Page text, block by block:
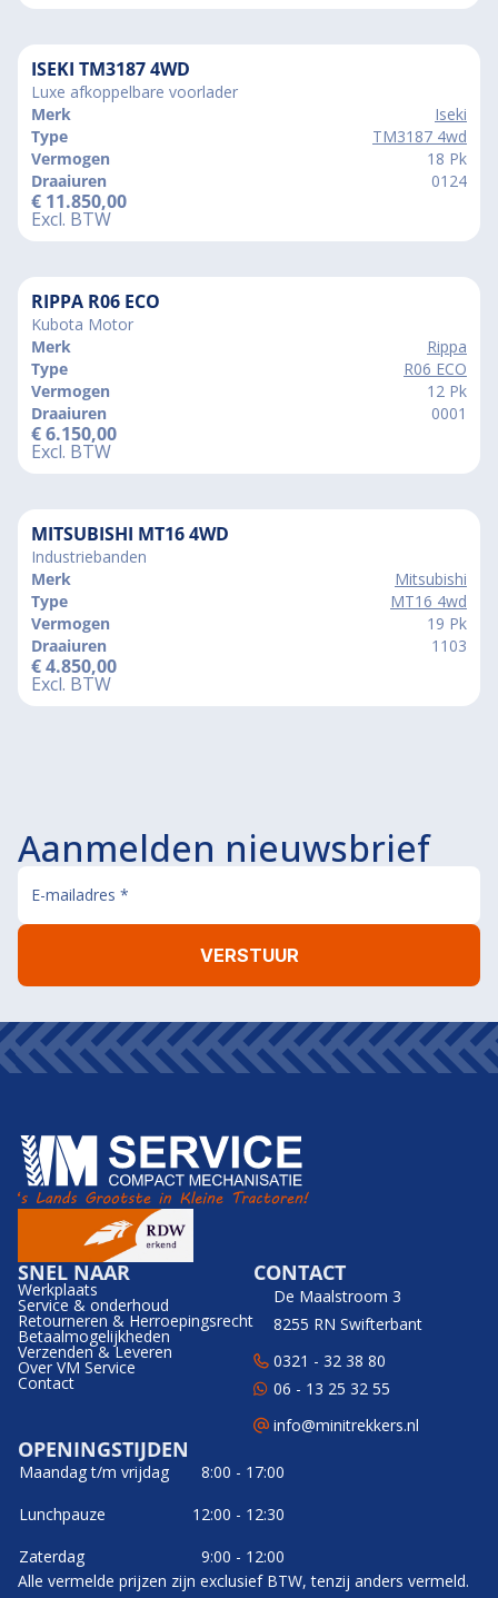
ISEKI TM3187 4WD
Luxe afkoppelbare voorlader
Merk
Iseki
Type
TM3187 4wd
Vermogen
18 Pk
Draaiuren
0124
€ 11.850,00
Excl. BTW
RIPPA R06 ECO
Kubota Motor
Merk
Rippa
Type
R06 ECO
Vermogen
12 Pk
Draaiuren
0001
€6.150,00
Excl. BTW
MITSUBISHI MT16 4WD
Industriebanden
Merk
Mitsubishi
Type
MT16 4wd
Vermogen
19 Pk
Draaiuren
1103
€4.850,00
Excl. BTW
Aanmelden nieuwsbrief
SNEL NAAR
Werkplaats
Service & onderhoud
Retourneren & Herroepingsrecht
Betaalmogelijkheden
Verzenden & Leveren
Over VM Service
Contact
CONTACT
De Maalstroom 3
8255 RN Swifterbant
0321 - 32 38 80
06 - 13 25 32 55
info@minitrekkers.nl
OPENINGSTIJDEN
Maandag t/m vrijdag
8:00 - 17:00
Lunchpauze
12:00 - 12:30
Zaterdag
9:00 - 12:00
Alle vermelde prijzen zijn exclusief BTW, tenzij anders vermeld.